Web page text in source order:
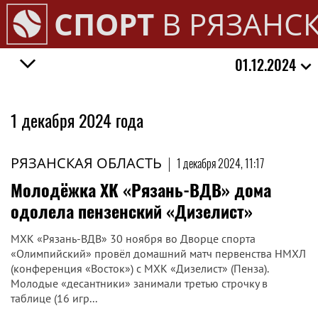
СПОРТ В
01.12.2024
1 декабря 2024 года
РЯЗАНСКАЯ ОБЛАСТЬ | 1 декабря 2024, 11:17
Молодёжка ХК «Рязань-ВДВ» дома
одолела пензенский «Дизелист»
МХК «Рязань-ВДВ» 30 ноября во Дворце спорта
«Олимпийский» провёл домашний матч первенства НМХЛ
(конференция «Восток») с МХК «Дизелист» (Пенза).
Молодые «десантники» занимали третью строчку в
таблице (16 игр...